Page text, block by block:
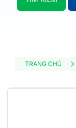
TRANG CHỦ